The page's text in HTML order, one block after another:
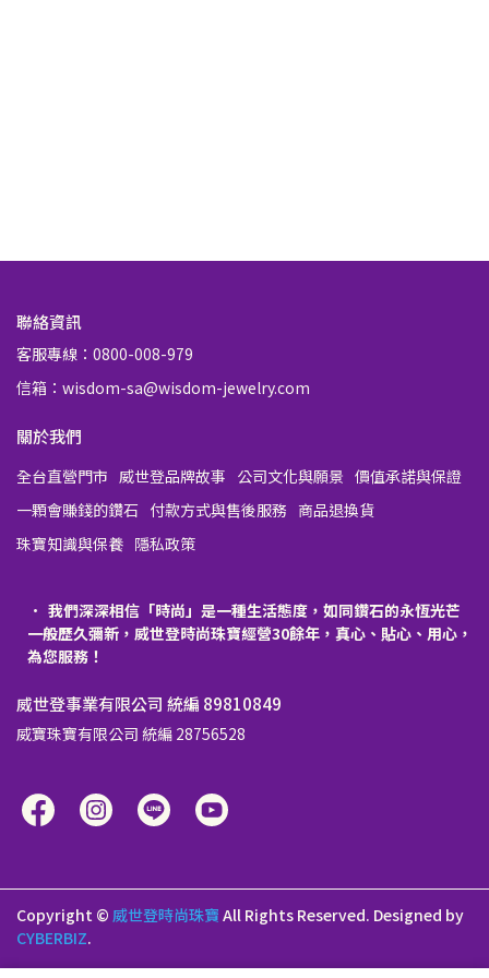
聯絡資訊
客服專線：0800-008-979
信箱：wisdom-sa@wisdom-jewelry.com
關於我們
全台直營門市 威世登品牌故事 公司文化與願景 價值承諾與保證
一顆會賺錢的鑽石 付款方式與售後服務 商品退換貨
珠寶知識與保養 隱私政策
我們深深相信「時尚」是一種生活態度，如同鑽石的永恆光芒
一般歷久彌新，威世登時尚珠寶經營30餘年，真心、貼心、用心，
為您服務！
威世登事業有限公司 統編 89810849
威寶珠寶有限公司 統編 28756528
Copyright © 威世登時尚珠寶 All Rights Reserved. Designed by
CYBERBIZ.